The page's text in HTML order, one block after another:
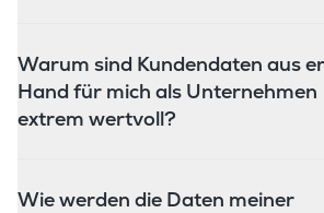
Warum sind Kundendaten aus
Hand für mich als Unternehmen
extrem wertvoll?
Wie werden die Daten meiner